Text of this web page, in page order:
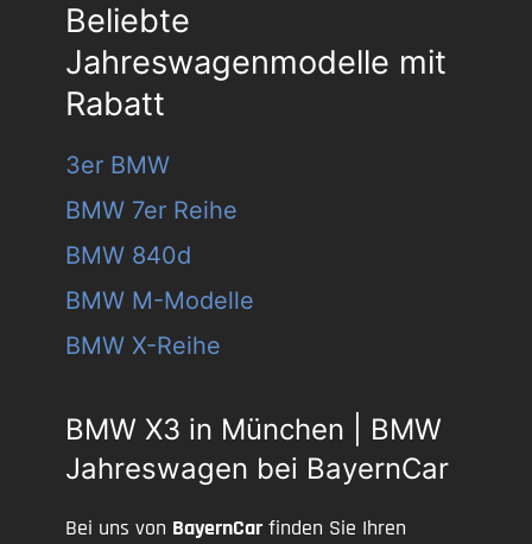
Beliebte
Jahreswagenmodelle mit
Rabatt
3er BMW
BMW 7er Reihe
BMW 840d
BMW M-Modelle
BMW X-Reihe
BMW X3 in München | BMW
Jahreswagen bei BayernCar
Bei uns von BayernCar finden Sie Ihren